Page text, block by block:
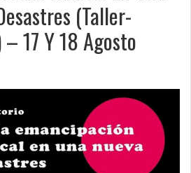
(taller-
17 Y 18 Agosto